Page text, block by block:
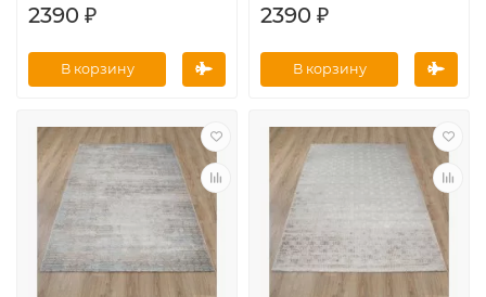
2390 ₽
В корзину
2390 ₽
В корзину